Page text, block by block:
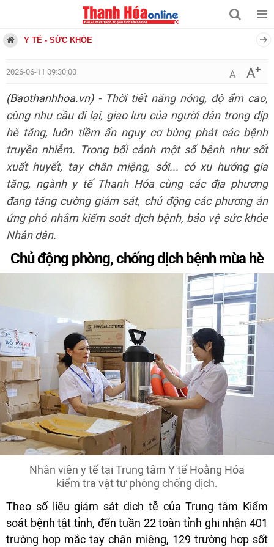
Y TẾ - SỨC KHỎE
2026-06-11 09:30:00 A A+
(Baothanhhoa.vn)- Thời tiết nắng nóng, độ ẩm cao,
cùng nhu cầu đi lại, giao lưu của người dân trong dịp
hè tăng, luôn tiềm ẩn nguy cơ bùng phát các bệnh
truyền nhiễm. Trong bối cảnh một số bệnh như sốt
xuất huyết, tay chân miệng, sởi... có xu hướng gia
tăng, ngành y tế Thanh Hóa cùng các địa phương
đang tăng cường giám sát, chủ động các phương án
ứng phó nhằm kiểm soát dịch bệnh, bảo vệ sức khỏe
Nhân dân.
Chủ động phòng, chống dịch bệnh mùa hè
Nhân viên y tế tại Trung tâm Y tế Hoằng Hóa
kiểm tra vật tư phòng chống dịch.
Theo số liệu giám sát dịch tễ của Trung tâm Kiểm
soát bệnh tật tỉnh, đến tuần 22 toàn tỉnh ghi nhận 401
trường hợp mắc tay chân miệng, 129 trường hợp sốt